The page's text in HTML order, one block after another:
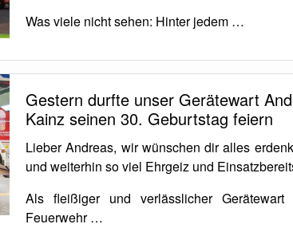
Was viele nicht sehen: Hinter jedem …
Gestern durfte unser Gerätewart
Kainz seinen 30. Geburtstag feiern
Lieber Andreas, wir wünschen dir alles
und weiterhin so viel Ehrgeiz und
Als fleißiger und verlässlicher
Feuerwehr …